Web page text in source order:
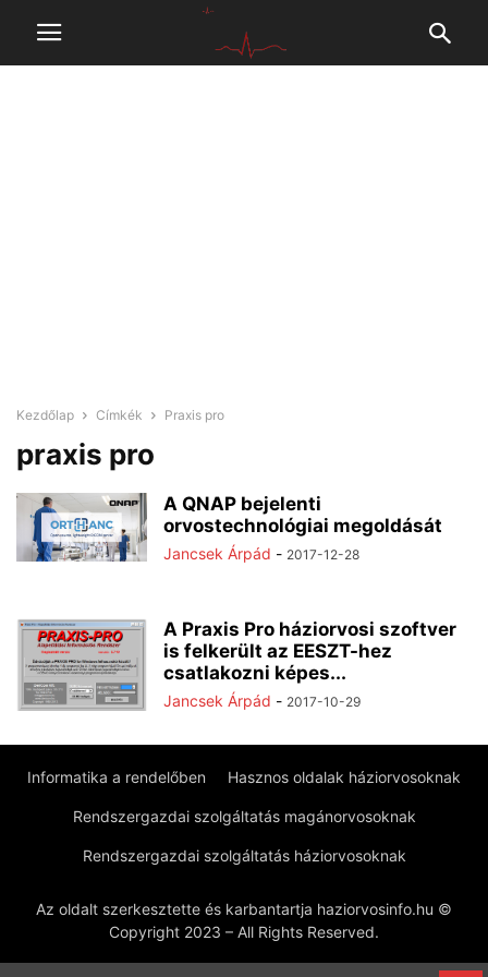
Kezdőlap Címkék Praxis pro
praxis pro
A QNAP bejelenti
orvostechnológiai megoldását
Jancsek Árpád - 2017-12-28
A Praxis Pro háziorvosi szoftver
is felkerült az EESZT-hez
csatlakozni képes...
Jancsek Árpád - 2017-10-29
Informatika a rendelőben Hasznos oldalak háziorvosoknak
Rendszergazdai szolgáltatás magánorvosoknak
Rendszergazdai szolgáltatás háziorvosoknak
Az oldalt szerkesztette és karbantartja haziorvosinfo.hu ©
Copyright 2023 – All Rights Reserved.